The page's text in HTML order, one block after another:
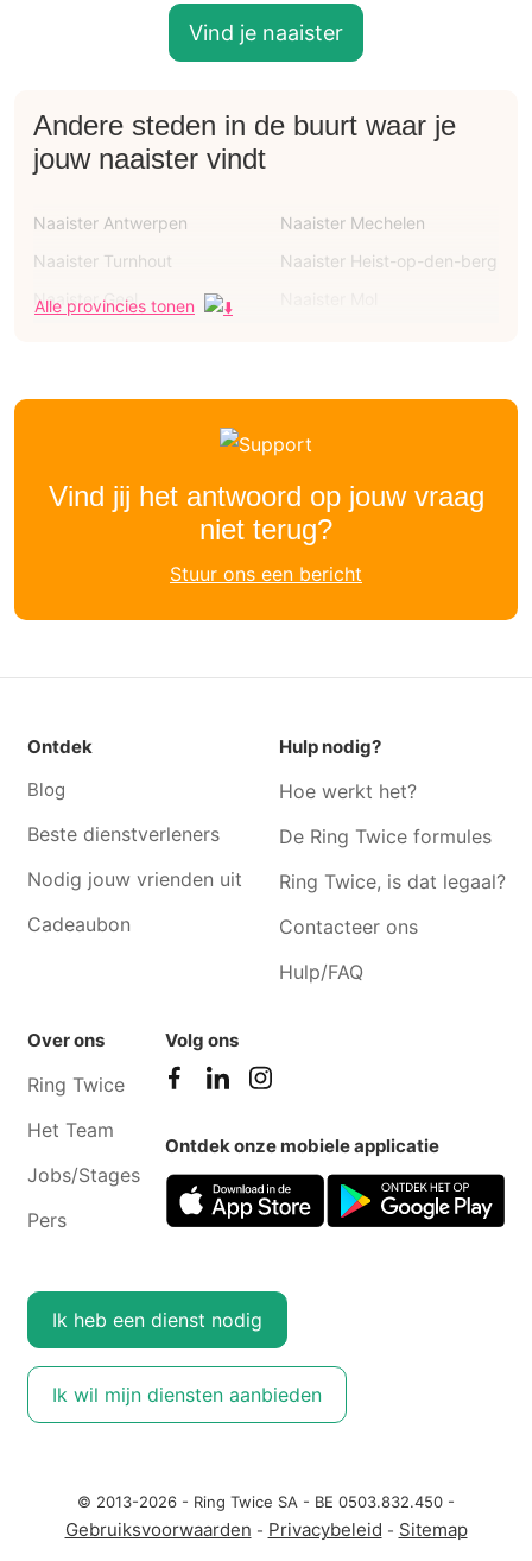
Vind je naaister
Andere steden in de buurt waar je
jouw naaister vindt
Naaister Antwerpen
Naaister Mechelen
Naaister Turnhout
Naaister Heist-op-den-berg
Naaister Geel
Naaister Breendonk
Naaister Boom
Naaister Rumst
Naaister Ramsdonk
Naaister Niel
Naaister Londerzeel
Naaister Sint-katelijne-
Alle provincies tonen
Vind jij het antwoord op jouw vraag
niet terug?
Stuur ons een bericht
Ontdek
Blog
Beste dienstverleners
Nodig jouw vrienden uit
Cadeaubon
Hulp nodig?
Hoe werkt het?
De Ring Twice formules
Ring Twice, is dat legaal?
Contacteer ons
Hulp/FAQ
Over ons
Ring Twice
Het Team
Jobs/Stages
Pers
Volg ons
Ontdek onze mobiele applicatie
Ik heb een dienst nodig
Ik wil mijn diensten aanbieden
© 2013-2026 - Ring Twice SA - BE 0503.832.450 -
Gebruiksvoorwaarden - Privacybeleid - Sitemap